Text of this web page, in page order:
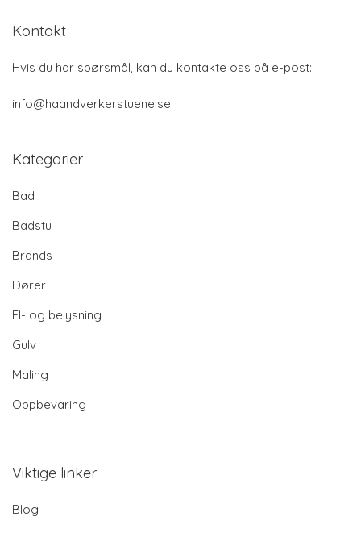
Kontakt
Hvis du har spørsmål, kan du kontakte oss på e-post:
info@haandverkerstuene.se
Kategorier
Bad
Badstu
Brands
Dører
El- og belysning
Gulv
Maling
Oppbevaring
Viktige linker
Blog